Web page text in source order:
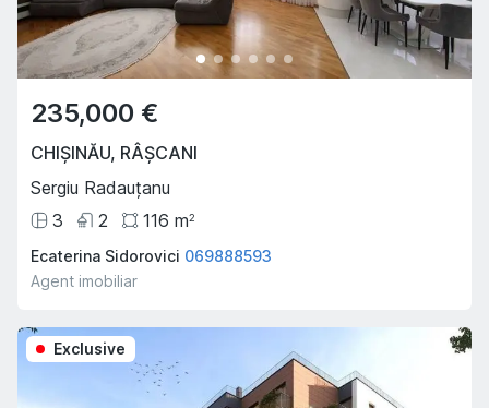
235,000 €
CHIȘINĂU, RÂȘCANI
Sergiu Radauțanu
3
2 116 m2
Ecaterina Sidorovici 069888593
Agent imobiliar
Exclusive